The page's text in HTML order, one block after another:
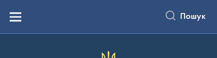
вмістуMenu Пошук